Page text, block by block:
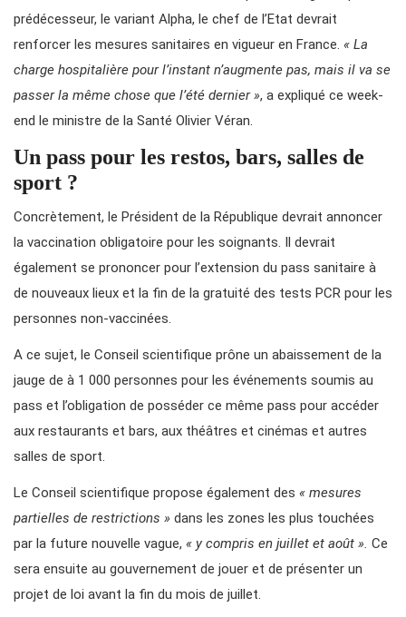
prédécesseur, le variant Alpha, le chef de l’Etat devrait
renforcer les mesures sanitaires en vigueur en France. « La
charge hospitalière pour l’instant n’augmente pas, mais il va se
passer la même chose que l’été dernier », a expliqué ce week-
end le ministre de la Santé Olivier Véran.
Un pass pour les restos, bars, salles de
sport ?
Concrètement, le Président de la République devrait annoncer
la vaccination obligatoire pour les soignants. Il devrait
également se prononcer pour l’extension du pass sanitaire à
de nouveaux lieux et la fin de la gratuité des tests PCR pour les
personnes non-vaccinées.
A ce sujet, le Conseil scientifique prône un abaissement de la
jauge de à 1 000 personnes pour les événements soumis au
pass et l’obligation de posséder ce même pass pour accéder
aux restaurants et bars, aux théâtres et cinémas et autres
salles de sport.
Le Conseil scientifique propose également des « mesures
partielles de restrictions » dans les zones les plus touchées
par la future nouvelle vague, « y compris en juillet et août ». Ce
sera ensuite au gouvernement de jouer et de présenter un
projet de loi avant la fin du mois de juillet.